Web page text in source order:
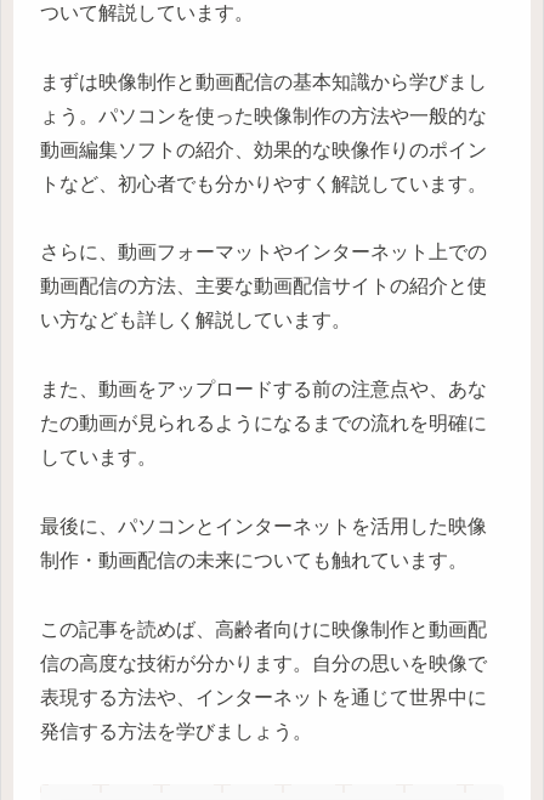
ついて解説しています。
まずは映像制作と動画配信の基本知識から学びまし
ょう。パソコンを使った映像制作の方法や一般的な
動画編集ソフトの紹介、効果的な映像作りのポイン
トなど、初心者でも分かりやすく解説しています。
さらに、動画フォーマットやインターネット上での
動画配信の方法、主要な動画配信サイトの紹介と使
い方なども詳しく解説しています。
また、動画をアップロードする前の注意点や、あな
たの動画が見られるようになるまでの流れを明確に
しています。
最後に、パソコンとインターネットを活用した映像
制作・動画配信の未来についても触れています。
この記事を読めば、高齢者向けに映像制作と動画配
信の高度な技術が分かります。自分の思いを映像で
表現する方法や、インターネットを通じて世界中に
発信する方法を学びましょう。